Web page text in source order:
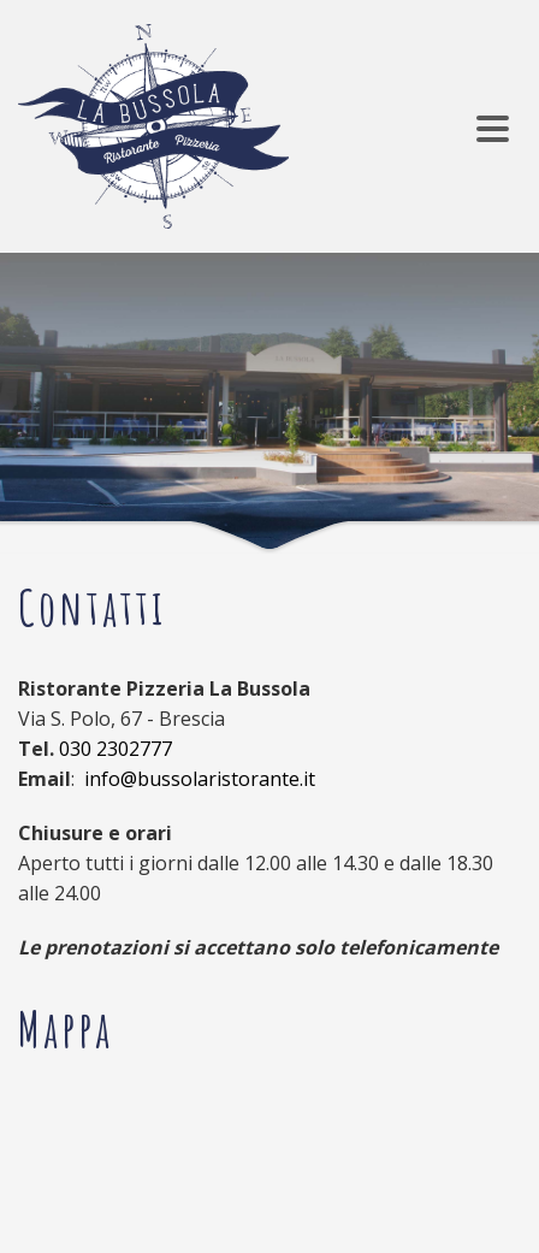
Contatti
Ristorante Pizzeria La Bussola
Via S. Polo, 67 - Brescia
Tel.030 2302777
Email: info@bussolaristorante.it
Chiusure e orari
Aperto tutti i giorni dalle 12.00 alle 14.30 e dalle 18.30
alle 24.00
Le prenotazioni si accettano solo telefonicamente
Mappa